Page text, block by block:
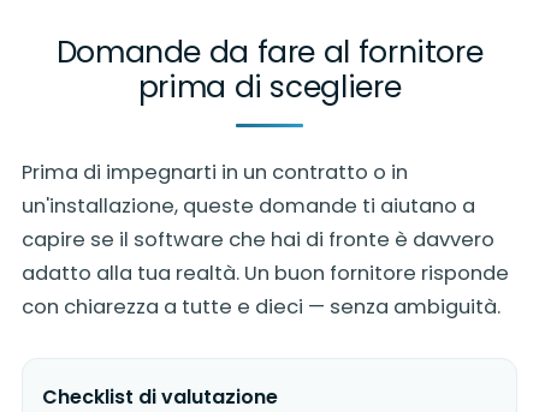
Domande da fare al fornitore
prima di scegliere
Prima di impegnarti in un contratto o in
un'installazione, queste domande ti aiutano a
capire se il software che hai di fronte è davvero
adatto alla tua realtà. Un buon fornitore risponde
con chiarezza a tutte e dieci — senza ambiguità.
Checklist di valutazione